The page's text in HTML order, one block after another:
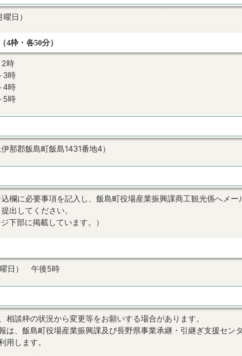
日）
4枠・各50分）
2時
3時
4時
5時
那郡飯島町飯島1431番地4）
欄に必要事項を記入し、飯島町役場産業振興課商工観光係へメー
出してください。
下部に掲載しています。）
日） 午後5時
相談枠の状況から変更等をお願いする場合があります。
は、飯島町役場産業振興課及び長野県事業承継・引継ぎ支援セン
用します。